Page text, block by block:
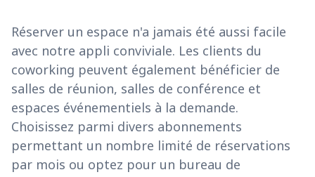
Réserver un espace n'a jamais été aussi facile
avec notre appli conviviale. Les clients du
coworking peuvent également bénéficier de
salles de réunion, salles de conférence et
espaces événementiels à la demande.
Choisissez parmi divers abonnements
permettant un nombre limité de réservations
par mois ou optez pour un bureau de